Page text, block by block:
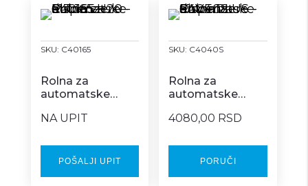
SKU: C40165
Rolna za
automatske
165 H20 – 6/1
NA UPIT
POŠALJI UPIT
SKU: C4040S
Rolna za
automatske
SAVE PLUS – 6/1
4080,00 RSD
PORUČI